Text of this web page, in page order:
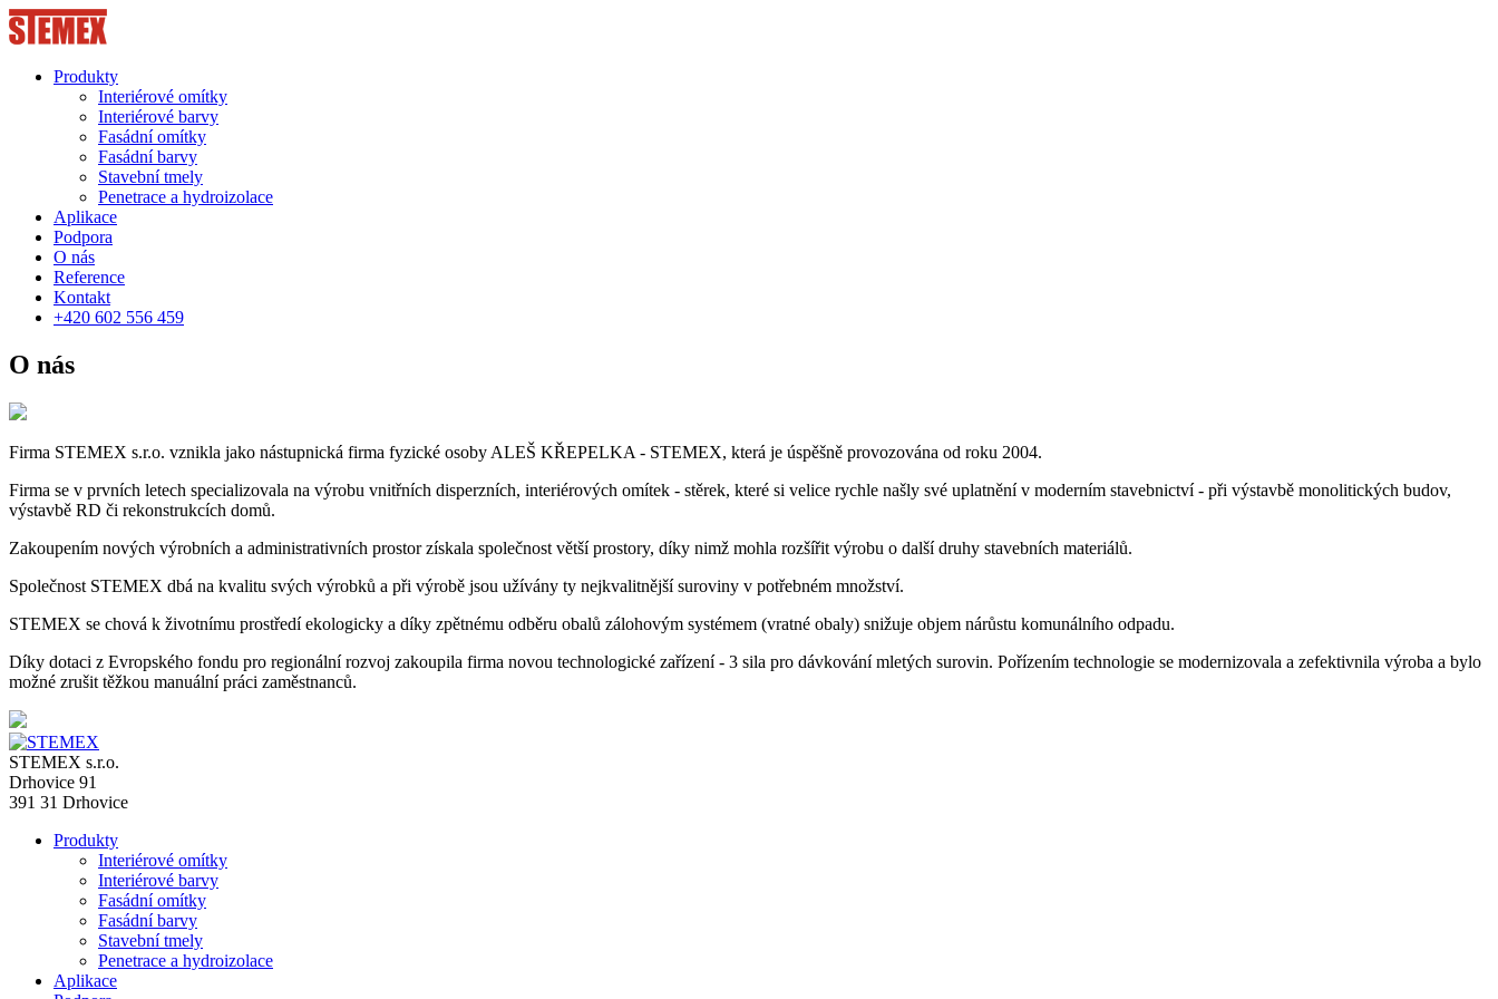
Produkty
Interiérové omítky
Interiérové barvy
Fasádní omítky
Fasádní barvy
Stavební tmely
Penetrace a hydroizolace
Aplikace
Podpora
O nás
Reference
Kontakt
+420 602 556 459
O nás
Firma STEMEX s.r.o. vznikla jako nástupnická firma fyzické osoby ALEŠ KŘEPELKA - STEMEX, která je úspěšně provozována od roku 2004.
Firma se v prvních letech specializovala na výrobu vnitřních disperzních, interiérových omítek - stěrek, které si velice rychle našly své uplatnění v moderním stavebnictví - při výstavbě monolitických budov,
výstavbě RD či rekonstrukcích domů.
Zakoupením nových výrobních a administrativních prostor získala společnost větší prostory, díky nimž mohla rozšířit výrobu o další druhy stavebních materiálů.
Společnost STEMEX dbá na kvalitu svých výrobků a při výrobě jsou užívány ty nejkvalitnější suroviny v potřebném množství.
STEMEX se chová k životnímu prostředí ekologicky a díky zpětnému odběru obalů zálohovým systémem (vratné obaly) snižuje objem nárůstu komunálního odpadu.
Díky dotaci z Evropského fondu pro regionální rozvoj zakoupila firma novou technologické zařízení - 3 sila pro dávkování mletých surovin. Pořízením technologie se modernizovala a zefektivnila výroba a bylo
možné zrušit těžkou manuální práci zaměstnanců.
STEMEX s.r.o.
Drhovice 91
391 31 Drhovice
Produkty
Interiérové omítky
Interiérové barvy
Fasádní omítky
Fasádní barvy
Stavební tmely
Penetrace a hydroizolace
Aplikace